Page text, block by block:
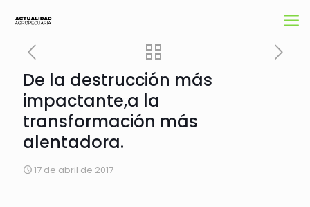
De la destrucción más
impactante,a la
transformación más
alentadora.
17 de abril de 2017